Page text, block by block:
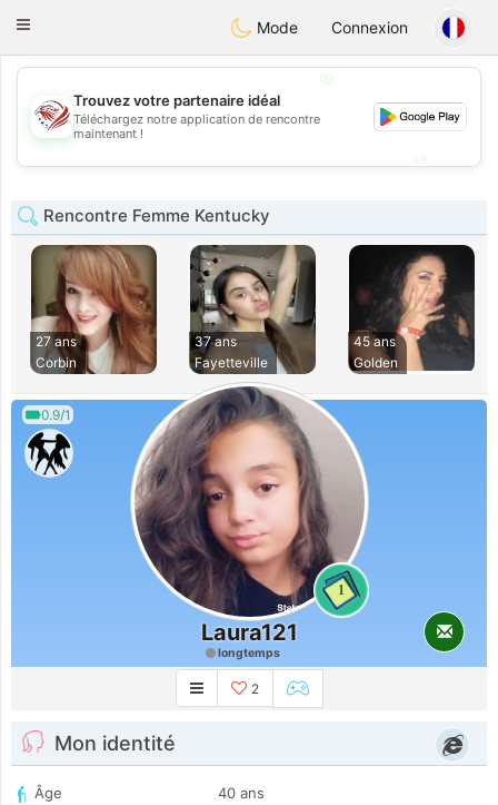
StatesDating
Toggle
Mode Connexion
💖
💕
Trouvez votre partenaire idéal
Téléchargez notre application de rencontre
maintenant !
Rencontre Femme Kentucky
27 ans
Corbin
37 ans
Fayetteville
45 ans
Golden
0.9/1
1
Laura121
longtemps
2
Mon identité
Âge
40 ans